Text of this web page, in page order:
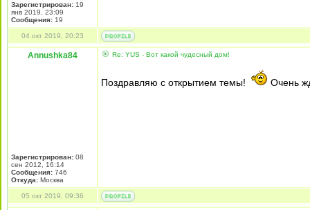
Зарегистрирован: 19
янв 2019, 23:09
Сообщения: 19
04 окт 2019, 20:23
Annushka84
Зарегистрирован: 08
сен 2012, 16:14
Сообщения: 746
Откуда: Москва
Re: YUS - Вот какой чудесный дом!
Поздравляю с открытием темы! Очень
05 окт 2019, 09:36